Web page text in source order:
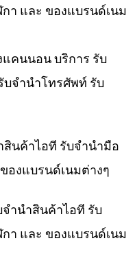
า และ ของแบรนด์เนม
คนนอน บริการ รับ
จำนำโทรศัพท์ รับ
นค้าไอที รับจำนำมือ
องแบรนด์เนมต่างๆ
ำนำสินค้าไอที รับ
า และ ของแบรนด์เนม